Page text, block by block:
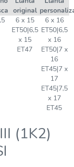
original
6 x 15
ET50|6,5
x 15
ET47
6 x 16
ET50|6,5
x 16
ET50|7 x
16
ET45|7 x
17
ET45|7,5
x 17
ET45
(1K2)